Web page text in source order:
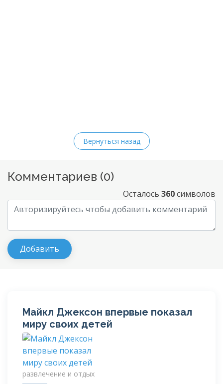
Вернуться назад
Комментариев (0)
Осталось 360символов
Майкл Джексон впервые показал
миру своих детей
развлечение и отдых